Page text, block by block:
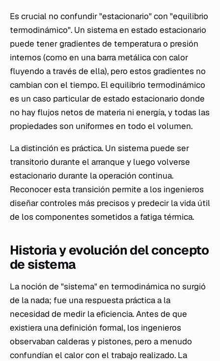
Es crucial no confundir "estacionario" con "equilibrio
termodinámico". Un sistema en estado estacionario
puede tener gradientes de temperatura o presión
internos (como en una barra metálica con calor
fluyendo a través de ella), pero estos gradientes no
cambian con el tiempo. El equilibrio termodinámico
es un caso particular de estado estacionario donde
no hay flujos netos de materia ni energía, y todas las
propiedades son uniformes en todo el volumen.
La distinción es práctica. Un sistema puede ser
transitorio durante el arranque y luego volverse
estacionario durante la operación continua.
Reconocer esta transición permite a los ingenieros
diseñar controles más precisos y predecir la vida útil
de los componentes sometidos a fatiga térmica.
Historia y evolución del concepto
de sistema
La noción de "sistema" en termodinámica no surgió
de la nada; fue una respuesta práctica a la
necesidad de medir la eficiencia. Antes de que
existiera una definición formal, los ingenieros
observaban calderas y pistones, pero a menudo
confundían el calor con el trabajo realizado. La